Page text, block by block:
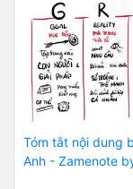
Tóm tắt nội dung
Anh - Zamenote